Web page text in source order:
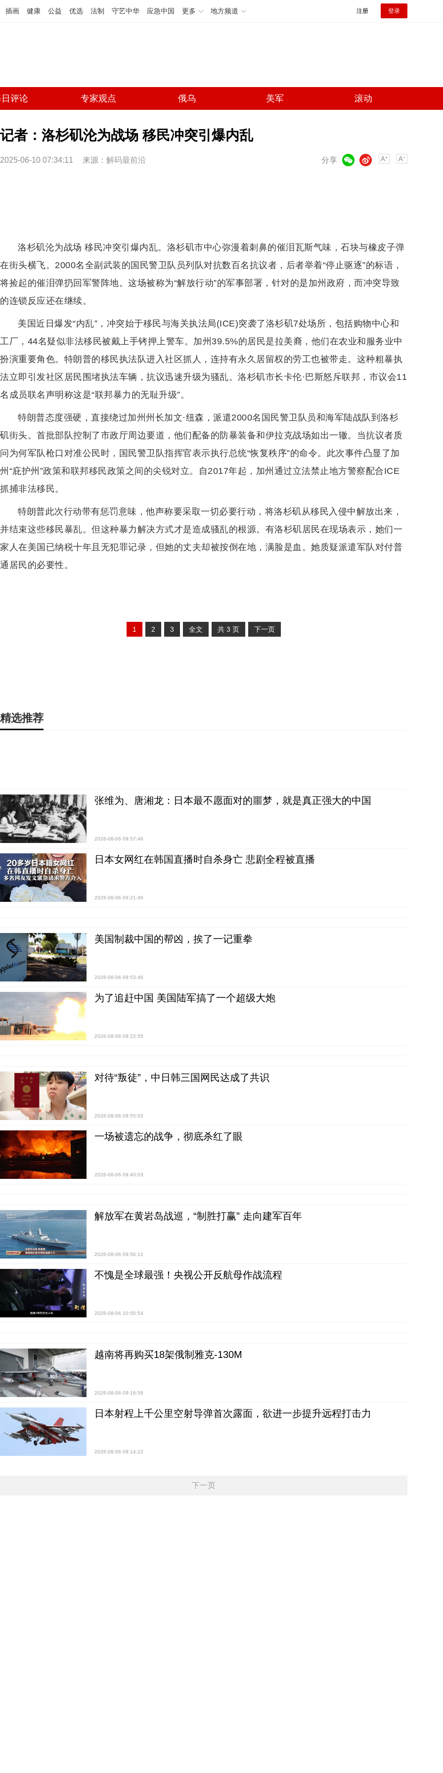
插画 健康 公益 优选 法制 守艺中华 应急中国 更多 地方频道 注册 登录
评论 专家观点 俄乌 美军 滚动
记者：洛杉矶沦为战场 移民冲突引爆内乱
2025-06-10 07:34:11 来源： 解码最前沿 分享
微博
洛杉矶沦为战场 移民冲突引爆内乱。洛杉矶市中心弥漫着刺鼻的催泪瓦斯气味，石块与橡皮子弹
在街头横飞。2000名全副武装的国民警卫队员列队对抗数百名抗议者，后者举着“停止驱逐”的标语，
将捡起的催泪弹扔回军警阵地。这场被称为“解放行动”的军事部署，针对的是加州政府，而冲突导致
的连锁反应还在继续。
美国近日爆发“内乱”，冲突始于移民与海关执法局(ICE)突袭了洛杉矶7处场所，包括购物中心和
工厂，44名疑似非法移民被戴上手铐押上警车。加州39.5%的居民是拉美裔，他们在农业和服务业中
扮演重要角色。特朗普的移民执法队进入社区抓人，连持有永久居留权的劳工也被带走。这种粗暴执
法立即引发社区居民围堵执法车辆，抗议迅速升级为骚乱。洛杉矶市长卡伦·巴斯怒斥联邦，市议会11
名成员联名声明称这是“联邦暴力的无耻升级”。
特朗普态度强硬，直接绕过加州州长加文·纽森，派遣2000名国民警卫队员和海军陆战队到洛杉
矶街头。首批部队控制了市政厅周边要道，他们配备的防暴装备和伊拉克战场如出一辙。当抗议者质
问为何军队枪口对准公民时，国民警卫队指挥官表示执行总统“恢复秩序”的命令。此次事件凸显了加
州“庇护州”政策和联邦移民政策之间的尖锐对立。自2017年起，加州通过立法禁止地方警察配合ICE
抓捕非法移民。
特朗普此次行动带有惩罚意味，他声称要采取一切必要行动，将洛杉矶从移民入侵中解放出来，
并结束这些移民暴乱。但这种暴力解决方式才是造成骚乱的根源。有洛杉矶居民在现场表示，她们一
家人在美国已纳税十年且无犯罪记录，但她的丈夫却被按倒在地，满脸是血。她质疑派遣军队对付普
通居民的必要性。
1 2 3 全文 共 3 页 下一页
精选推荐
张维为、唐湘龙：日本最不愿面对的噩梦，就是真正强大的中国
2026-08-06 09:57:46
日本女网红在韩国直播时自杀身亡 悲剧全程被直播
2026-08-06 09:21:46
美国制裁中国的帮凶，挨了一记重拳
2026-08-06 09:53:46
为了追赶中国 美国陆军搞了一个超级大炮
2026-08-06 09:22:55
对待“叛徒”，中日韩三国网民达成了共识
2026-08-06 09:55:03
一场被遗忘的战争，彻底杀红了眼
2026-08-06 09:40:03
解放军在黄岩岛战巡，“制胜打赢” 走向建军百年
2026-08-06 09:56:12
不愧是全球最强！央视公开反航母作战流程
2026-08-06 10:50:54
越南将再购买18架俄制雅克-130M
2026-08-06 09:16:58
日本射程上千公里空射导弹首次露面，欲进一步提升远程打击力
2026-08-06 09:14:22
下一页